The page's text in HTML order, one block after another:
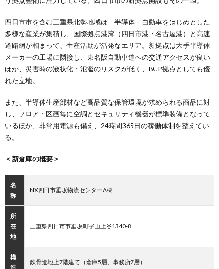
四日市市を含む三重県北勢地域は、半導体・自動車をはじめとした
多様な産業が集積し、国際拠点港湾（四日市港・名古屋港）と高速
道路網が相まって、生産活動が活発なエリア。新拠点は大手半導体
メーカーの工場に隣接し、東名阪自動車道への交通アクセスが良い
ほか、災害時の液状化・氾濫のリスクが低く、BCP拠点としても優
れた立地。
また、半導体生産部材など高品質な保管環境が求められる商品に対
し、フロア・区画毎に空調とセキュリティ機器が標準装備となって
いるほか、非常用電源も備え、24時間365日の稼働体制を整えてい
る。
＜新倉庫の概要＞
名
称
NX四日市垂坂物流センターA棟
所
在
地
三重県四日市市垂坂町字山上谷1340-8
構
造
鉄骨造地上7階建て（倉庫5層、事務所7層）